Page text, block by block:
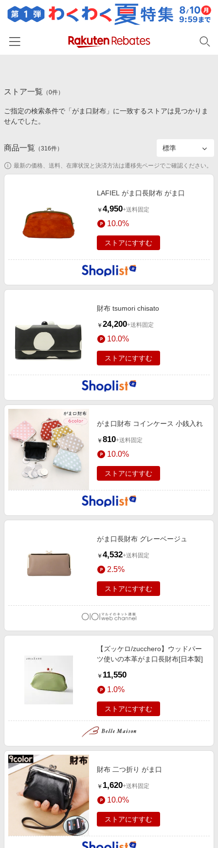
カテゴリー一覧
百貨店・総合ECモール
食品・スイーツ・お酒
コスメ・健康・医薬品
家電・PC・スマホ・カメラ
エンタメ
スポーツ・アウトドア・ゴルフ
旅行・レジャー・ホテル予約
金融・マネー・保険
デジタルコンテンツ
ビジネス・その他サービス
イベント一覧
初回購入者限定特典
対象ストア新規限定特典
楽天ペイ導入ストア
楽天サービス特集
お中元特集2026
Apple公式サイト×楽天カード分割払い
Qoo10メガポ
ストア一覧 （0件）
ご指定の検索条件で「がま口財布」に一致するストアは見つかりま
せんでした。
商品一覧 （316件）
最新の価格、送料、在庫状況と決済方法は遷移先ページでご確認ください。
LAFIEL がま口長財布 がま口
￥ 4,950+送料固定
10.0%
ストアにすすむ
財布 tsumori chisato
￥ 24,200+送料固定
10.0%
ストアにすすむ
がま口財布 コインケース 小銭入れ
￥ 810+送料固定
10.0%
ストアにすすむ
がま口長財布 グレーベージュ
￥ 4,532+送料固定
2.5%
ストアにすすむ
【ズッケロ/zucchero】ウッドパー
ツ使いの本革がま口長財布[日本製]
￥ 11,550
1.0%
ストアにすすむ
財布 二つ折り がま口
￥ 1,620+送料固定
10.0%
ストアにすすむ